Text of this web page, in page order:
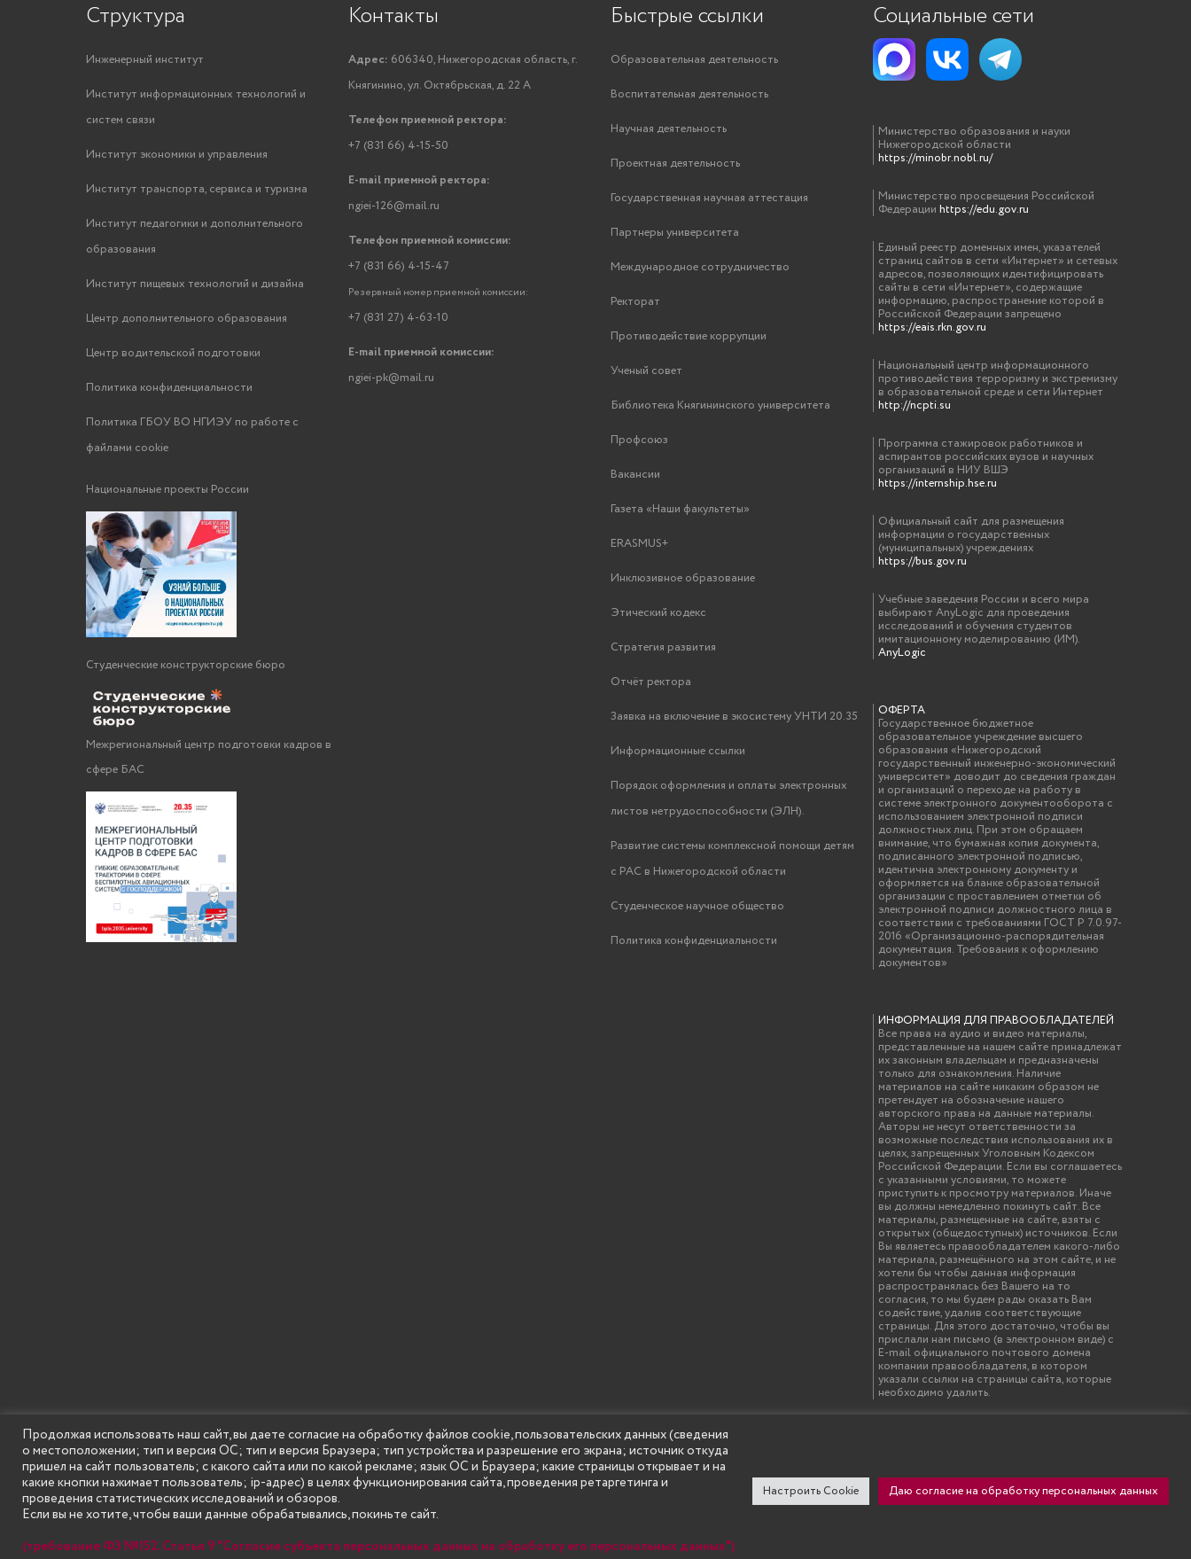
Структура
Инженерный институт
Институт информационных технологий и
систем связи
Институт экономики и управления
Институт транспорта, сервиса и туризма
Институт педагогики и дополнительного
образования
Институт пищевых технологий и дизайна
Центр дополнительного образования
Центр водительской подготовки
Политика конфиденциальности
Политика ГБОУ ВО НГИЭУ по работе с
файлами cookie
Национальные проекты России
Студенческие конструкторские бюро
Межрегиональный центр подготовки кадров в
сфере БАС
Контакты
Адрес: 606340, Нижегородская область, г.
Княгинино, ул. Октябрьская, д. 22 А
Телефон приемной ректора:
+7 (831 66) 4-15-50
E-mail приемной ректора:
ngiei-126@mail.ru
Телефон приемной комиссии:
+7 (831 66) 4-15-47
Резервный номер приемной комиссии:
+7 (831 27) 4-63-10
E-mail приемной комиссии:
ngiei-pk@mail.ru
Быстрые ссылки
Образовательная деятельность
Воспитательная деятельность
Научная деятельность
Проектная деятельность
Государственная научная аттестация
Партнеры университета
Международное сотрудничество
Ректорат
Противодействие коррупции
Ученый совет
Библиотека Княгининского университета
Профсоюз
Вакансии
Газета «Наши факультеты»
ERASMUS+
Инклюзивное образование
Этический кодекс
Стратегия развития
Отчёт ректора
Заявка на включение в экосистему УНТИ 20.35
Информационные ссылки
Порядок оформления и оплаты электронных
листов нетрудоспособности (ЭЛН).
Развитие системы комплексной помощи детям
с РАС в Нижегородской области
Студенческое научное общество
Политика конфиденциальности
Социальные сети
Министерство образования и науки
Нижегородской области
https://minobr.nobl.ru/
Министерство просвещения Российской
Федерации https://edu.gov.ru
Единый реестр доменных имен, указателей
страниц сайтов в сети «Интернет» и сетевых
адресов, позволяющих идентифицировать
сайты в сети «Интернет», содержащие
информацию, распространение которой в
Российской Федерации запрещено
https://eais.rkn.gov.ru
Национальный центр информационного
противодействия терроризму и экстремизму
в образовательной среде и сети Интернет
http://ncpti.su
Программа стажировок работников и
аспирантов российских вузов и научных
организаций в НИУ ВШЭ
https://internship.hse.ru
Официальный сайт для размещения
информации о государственных
(муниципальных) учреждениях
https://bus.gov.ru
Учебные заведения России и всего мира
выбирают AnyLogic для проведения
исследований и обучения студентов
имитационному моделированию (ИМ).
AnyLogic
ОФЕРТА
Государственное бюджетное
образовательное учреждение высшего
образования «Нижегородский
государственный инженерно-экономический
университет» доводит до сведения граждан
и организаций о переходе на работу в
системе электронного документооборота с
использованием электронной подписи
должностных лиц. При этом обращаем
внимание, что бумажная копия документа,
подписанного электронной подписью,
идентична электронному документу и
оформляется на бланке образовательной
организации с проставлением отметки об
электронной подписи должностного лица в
соответствии с требованиями ГОСТ Р 7.0.97-
2016 «Организационно-распорядительная
документация. Требования к оформлению
документов»
ИНФОРМАЦИЯ ДЛЯ ПРАВООБЛАДАТЕЛЕЙ
Все права на аудио и видео материалы,
представленные на нашем сайте принадлежат
их законным владельцам и предназначены
только для ознакомления. Наличие
материалов на сайте никаким образом не
претендует на обозначение нашего
авторского права на данные материалы.
Авторы не несут ответственности за
возможные последствия использования их в
целях, запрещенных Уголовным Кодексом
Российской Федерации. Если вы соглашаетесь
с указанными условиями, то можете
приступить к просмотру материалов. Иначе
вы должны немедленно покинуть сайт. Все
материалы, размещенные на сайте, взяты с
открытых (общедоступных) источников. Если
Вы являетесь правообладателем какого-либо
материала, размещённого на этом сайте, и не
хотели бы чтобы данная информация
распространялась без Вашего на то
согласия, то мы будем рады оказать Вам
содействие, удалив соответствующие
страницы. Для этого достаточно, чтобы вы
прислали нам письмо (в электронном виде) с
E-mail официального почтового домена
компании правообладателя, в котором
указали ссылки на страницы сайта, которые
необходимо удалить.
SECONDARY
MENU
© Государственное бюджетное образовательное учреждение высшего образования "Нижегородский государственный инженерно-экономический университет"
(Княгининский университет) 2002 - 2026
Продолжая использовать наш сайт, вы даете согласие на обработку файлов cookie, пользовательских данных (сведения
о местоположении; тип и версия ОС; тип и версия Браузера; тип устройства и разрешение его экрана; источник откуда
пришел на сайт пользователь; с какого сайта или по какой рекламе; язык ОС и Браузера; какие страницы открывает и на
какие кнопки нажимает пользователь; ip-адрес) в целях функционирования сайта, проведения ретаргетинга и
проведения статистических исследований и обзоров.
Если вы не хотите, чтобы ваши данные обрабатывались, покиньте сайт.
(требование ФЗ №152. Статья 9 "Согласие субъекта персональных данных на обработку его персональных данных")
Настроить Cookie Даю согласие на обработку персональных данных